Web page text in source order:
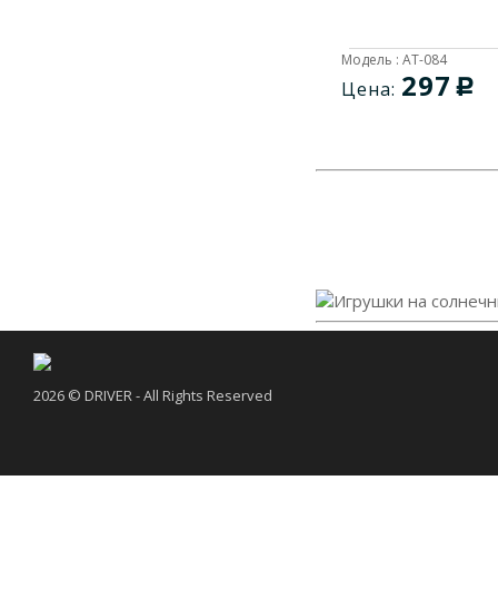
Цена: 297 c
Модель : AT-084
2026 © DRIVER - All Rights Reserved